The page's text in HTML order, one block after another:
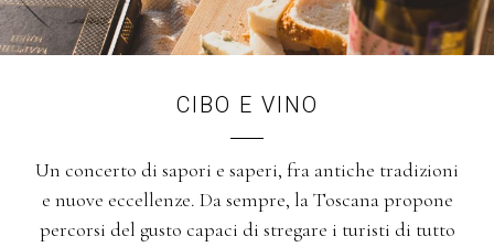
CIBO E VINO
Un concerto di sapori e saperi, fra antiche tradizioni
e nuove eccellenze. Da sempre, la Toscana propone
percorsi del gusto capaci di stregare i turisti di tutto